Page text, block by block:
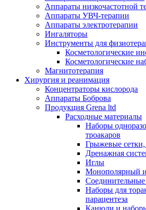
Аппараты низкочастотной
Аппараты УВЧ-терапии
Аппараты электротерапии
Ингаляторы
Инструменты для
Косметологические
Косметологические
Магнитотерапия
Хирургия и реанимация
Концентраторы кислорода
Аппараты Боброва
Продукция Grena ltd
Расходные материалы
Наборы
троакаров
Грыжевые сетки,
Дренажная
Иглы
Монополярный
Соединительные
Наборы для
парацентеза
Канюли и